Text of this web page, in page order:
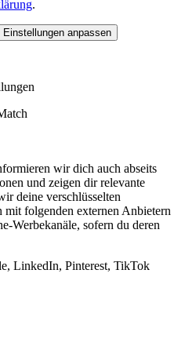
.
Einstellungen anpassen
wir dich auch abseits
und zeigen dir relevante
deine verschlüsselten
mit folgenden externen Anbietern
Werbekanäle, sofern du deren
LinkedIn, Pinterest, TikTok